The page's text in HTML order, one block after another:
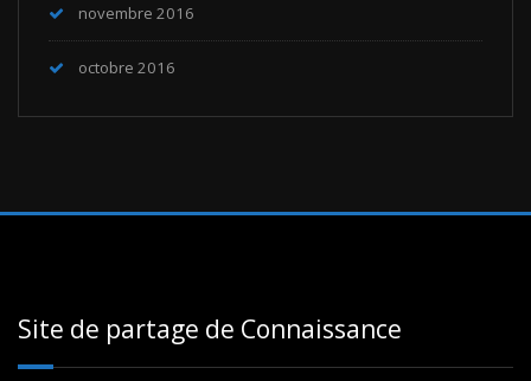
novembre 2016
octobre 2016
Site de partage de Connaissance